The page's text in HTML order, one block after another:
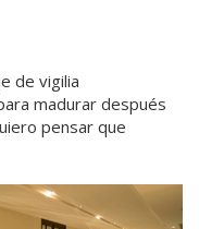
de vigilia
madurar después
pensar que